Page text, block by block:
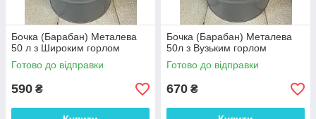
Бочка (Барабан) Металева
50 л з Широким горлом
Готово до відправки
590 ₴
Бочка (Барабан) Металева
50л з Вузьким горлом
Готово до відправки
670 ₴